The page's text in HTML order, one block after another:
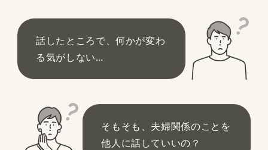
話したところで、何かが変わ
る気がしない…
そもそも、夫婦関係のことを
他人に話していいの？